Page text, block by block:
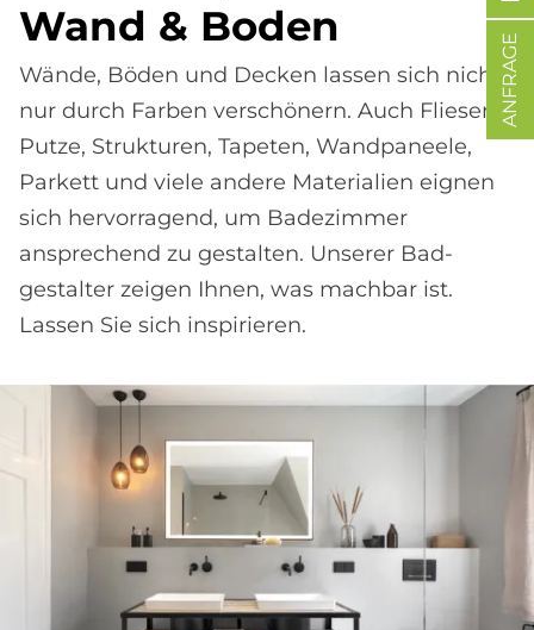
Wand & Bo­den
Wände, Böden und Decken lassen sich nicht
nur durch Farben ver­schönern. Auch Fliesen,
Putze, Strukturen, Tapeten, Wand­paneele,
Parkett und viele andere Materialien eignen
sich hervorragend, um Bade­zimmer
ansprechend zu gestalten. Unserer Bad­
gestalter zeigen Ihnen, was machbar ist.
Lassen Sie sich inspirieren.
ANFRAGE